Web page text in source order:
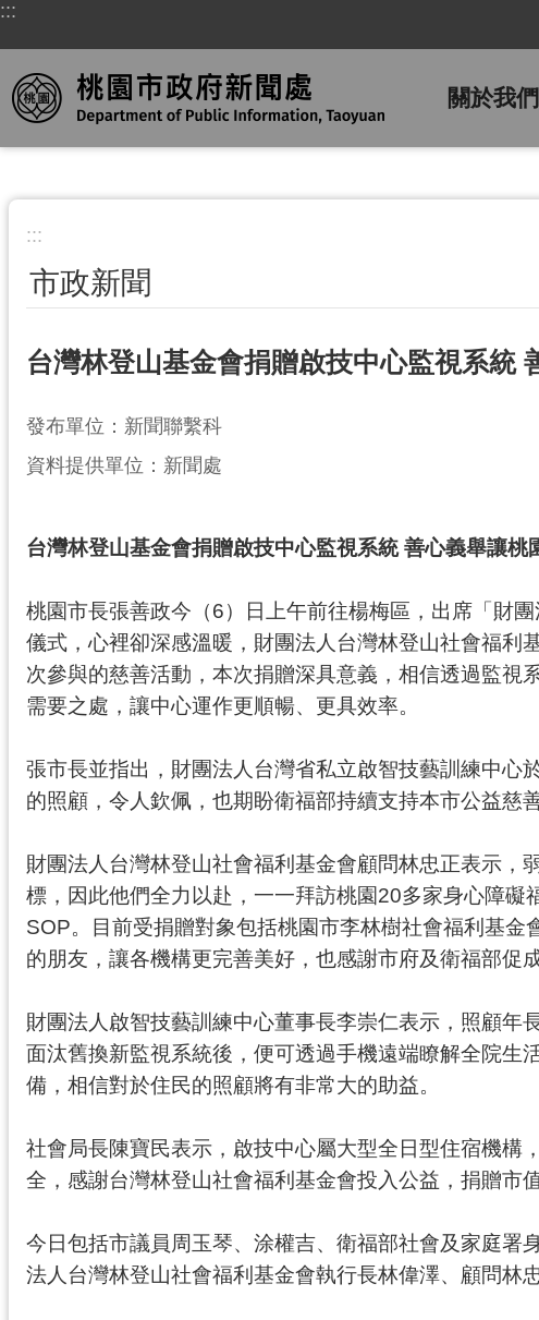
跳到主要內容區塊
:::
關於我們
:::
市政新聞
台灣林登山基金會捐贈啟技中心監視系統
發布單位：新聞聯繫科
資料提供單位：新聞處
台灣林登山基金會捐贈啟技中心監視系統 善心義舉讓桃
桃園市長張善政今（6）日上午前往楊梅區，出席「財
儀式，心裡卻深感溫暖，財團法人台灣林登山社會福利
次參與的慈善活動，本次捐贈深具意義，相信透過監
需要之處，讓中心運作更順暢、更具效率。
張市長並指出，財團法人台灣省私立啟智技藝訓練中
的照顧，令人欽佩，也期盼衛福部持續支持本市公益慈
財團法人台灣林登山社會福利基金會顧問林忠正表示，
標，因此他們全力以赴，一一拜訪桃園20多家身心障
SOP。目前受捐贈對象包括桃園市李林樹社會福利基
的朋友，讓各機構更完善美好，也感謝市府及衛福部促
財團法人啟智技藝訓練中心董事長李崇仁表示，照顧
面汰舊換新監視系統後，便可透過手機遠端瞭解全院生
備，相信對於住民的照顧將有非常大的助益。
社會局長陳寶民表示，啟技中心屬大型全日型住宿機構
全，感謝台灣林登山社會福利基金會投入公益，捐贈市
今日包括市議員周玉琴、涂權吉、衛福部社會及家庭署
法人台灣林登山社會福利基金會執行長林偉澤、顧問林